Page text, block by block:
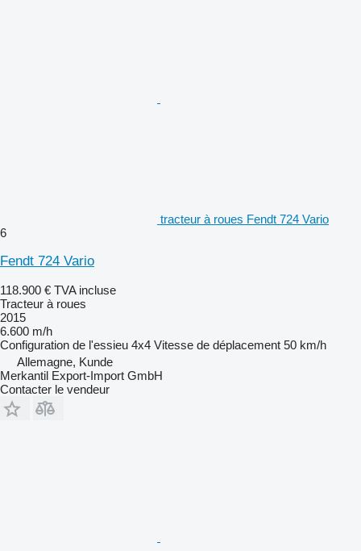
tracteur à roues Fendt 724 Vario
6
Fendt 724 Vario
118.900 € TVA incluse
Tracteur à roues
2015
6.600 m/h
Configuration de l'essieu 4x4 Vitesse de déplacement 50 km/h
Allemagne, Kunde
Merkantil Export-Import GmbH
Contacter le vendeur